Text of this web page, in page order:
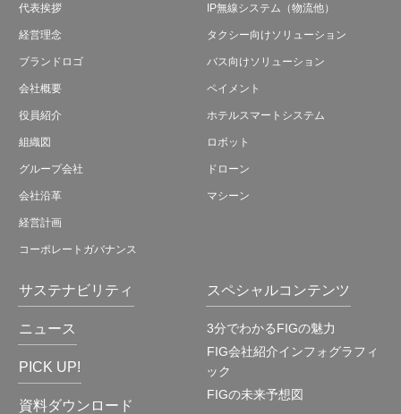
代表挨拶
経営理念
ブランドロゴ
会社概要
役員紹介
組織図
グループ会社
会社沿革
経営計画
コーポレートガバナンス
IP無線システム（物流他）
タクシー向けソリューション
バス向けソリューション
ペイメント
ホテルスマートシステム
ロボット
ドローン
マシーン
サステナビリティ
ニュース
PICK UP!
資料ダウンロード
スペシャルコンテンツ
3分でわかるFIGの魅力
FIG会社紹介インフォグラフィ
ック
FIGの未来予想図